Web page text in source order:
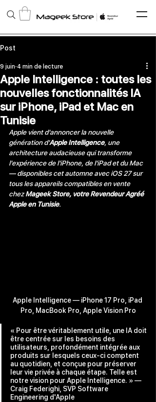
Post
Apple Intelligence : toutes les
nouvelles fonctionnalités IA
sur iPhone, iPad et Mac en
Tunisie
9 juin 4 min de lecture
Apple vient d'annoncer la nouvelle
génération d'Apple Intelligence, une
architecture audacieuse qui transforme
l'expérience de l'iPhone, de l'iPad et du Mac
— disponibles cet automne avec iOS 27 sur
tous les appareils compatibles en vente
chez Mageek Store, votre Revendeur Agréé
Apple en Tunisie.
Apple Intelligence — iPhone 17 Pro, iPad
Pro, MacBook Pro, Apple Vision Pro
« Pour être véritablement utile, une IA doit
être centrée sur les besoins des
utilisateurs, profondément intégrée aux
produits sur lesquels ceux‑ci comptent
au quotidien, et conçue pour préserver
leur vie privée à chaque étape. Telle est
notre vision pour Apple Intelligence. » —
Craig Federighi, SVP Software
Engineering d'Apple